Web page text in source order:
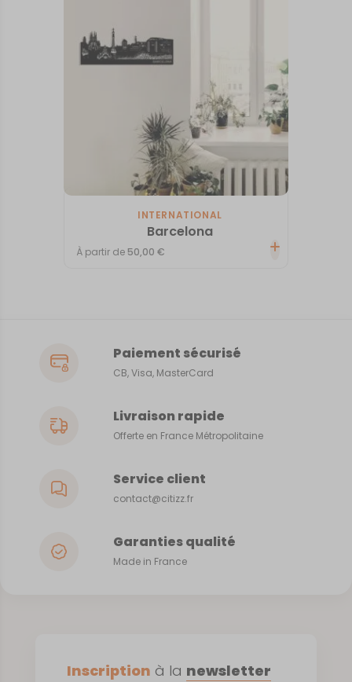
INTERNATIONAL
Barcelona
À partir de 50,00€
Paiement sécurisé
CB, Visa, MasterCard
Livraison rapide
Offerte en France Métropolitaine
Service client
contact@citizz.fr
Garanties qualité
Made in France
Inscription à la newsletter